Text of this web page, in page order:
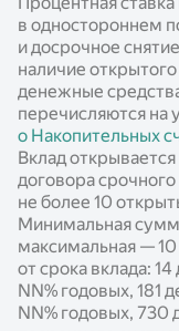
в одностороннем
и досрочное
наличие открытого
денежные
перечисляются на
о Накопительных
Вклад
договора
не более 10
Минимальная
максимальная —
от срока вклада:
NN% годовых, 181
NN% годовых, 730